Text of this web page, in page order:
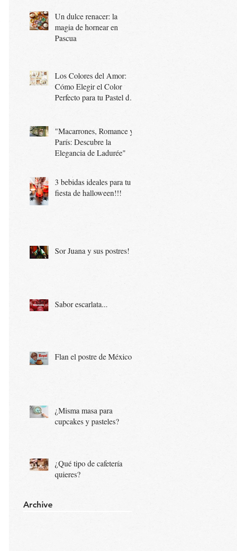
Un dulce renacer: la
magia de hornear en
Pascua
Los Colores del Amor:
Cómo Elegir el Color
Perfecto para tu Pastel de
"Macarrones, Romance y
París: Descubre la
Elegancia de Ladurée"
3 bebidas ideales para tu
fiesta de halloween!!!
Sor Juana y sus postres!
Sabor escarlata...
Flan el postre de México...
¿Misma masa para
cupcakes y pasteles?
¿Qué tipo de cafetería
quieres?
Archive